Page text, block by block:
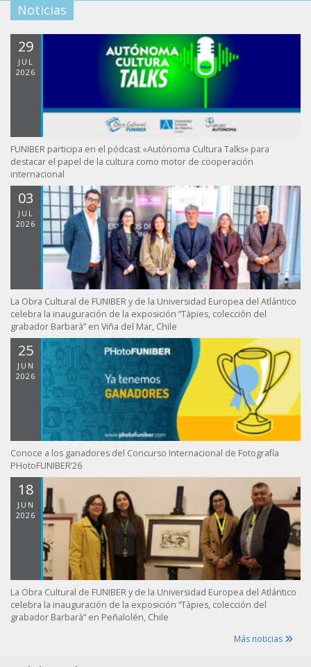
Noticias
29
JUL
2026
FUNIBER participa en el pódcast «Autónoma Cultura Talks» para
destacar el papel de la cultura como motor de cooperación
internacional
03
JUL
2026
La Obra Cultural de FUNIBER y de la Universidad Europea del Atlántico
celebra la inauguración de la exposición “Tàpies, colección del
grabador Barbarà” en Viña del Mar, Chile
25
JUN
2026
Conoce a los ganadores del Concurso Internacional de Fotografía
PHotoFUNIBER’26
18
JUN
2026
La Obra Cultural de FUNIBER y de la Universidad Europea del Atlántico
celebra la inauguración de la exposición “Tàpies, colección del
grabador Barbarà” en Peñalolén, Chile
Más noticias